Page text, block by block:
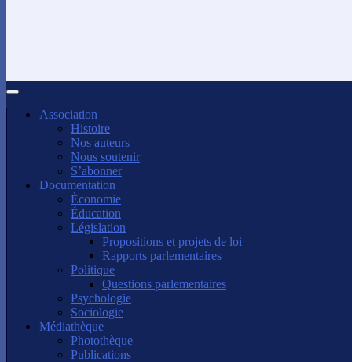
Association
Histoire
Nos auteurs
Nous soutenir
S’abonner
Documentation
Économie
Éducation
Législation
Propositions et projets de loi
Rapports parlementaires
Politique
Questions parlementaires
Psychologie
Sociologie
Médiathèque
Photothèque
Publications